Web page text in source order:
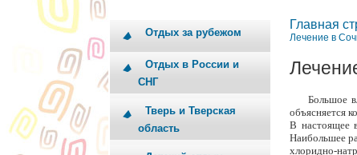
Отдых за рубежом
Отдых в России и
СНГ
Тверь и Тверская
область
Главная
Лечение в
Большое
объясняется
В настоящее
Наибольшее
хлоридно-